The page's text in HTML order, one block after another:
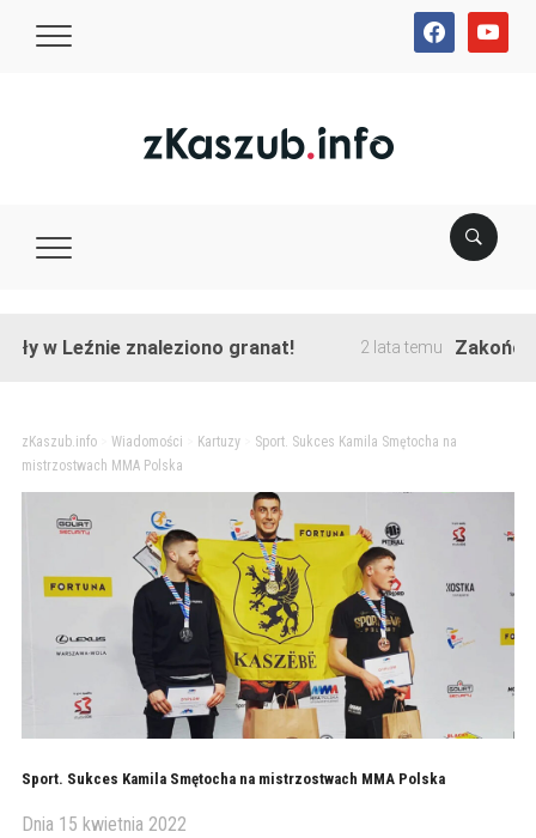
facebookyoutube
znaleziono granat! 2 lata temu Zakończono
zKaszub.info> Wiadomości Kartuzy> Sport. Sukces Kamila Smętocha na
mistrzostwach MMA Polska
Sport. Sukces Kamila Smętocha na mistrzostwach MMA Polska
Dnia 15 kwietnia 2022